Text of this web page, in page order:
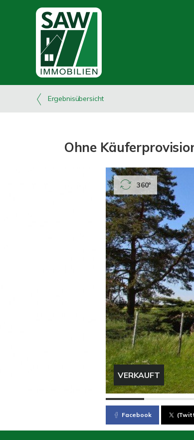
Ergebnisübersicht
Ohne
VERKAUFT
360°
Facebook